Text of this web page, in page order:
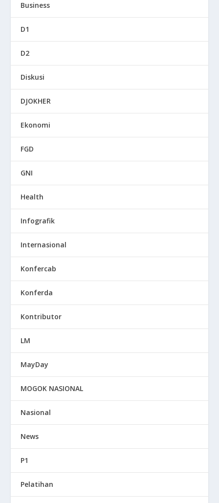
Business
D1
D2
Diskusi
DJOKHER
Ekonomi
FGD
GNI
Health
Infografik
Internasional
Konfercab
Konferda
Kontributor
LM
MayDay
MOGOK NASIONAL
Nasional
News
P1
Pelatihan